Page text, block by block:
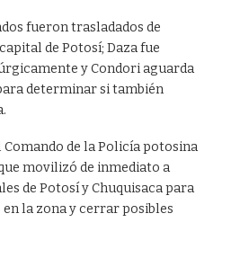
fueron trasladados de
de Potosí; Daza fue
y Condori aguarda
determinar si también
Comando de la Policía potosina
movilizó de inmediato a
de Potosí y Chuquisaca para
la zona y cerrar posibles